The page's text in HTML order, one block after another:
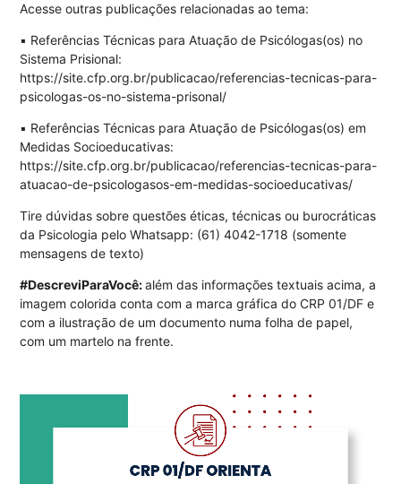
Acesse outras publicações relacionadas ao tema:
▪️ Referências Técnicas para Atuação de Psicólogas(os) no
Sistema Prisional:
https://site.cfp.org.br/publicacao/referencias-tecnicas-para-
psicologas-os-no-sistema-prisonal/
▪️ Referências Técnicas para Atuação de Psicólogas(os) em
Medidas Socioeducativas:
https://site.cfp.org.br/publicacao/referencias-tecnicas-para-
atuacao-de-psicologasos-em-medidas-socioeducativas/
Tire dúvidas sobre questões éticas, técnicas ou burocráticas
da Psicologia pelo Whatsapp: (61) 4042-1718 (somente
mensagens de texto)
#DescreviParaVocê:além das informações textuais acima, a
imagem colorida conta com a marca gráfica do CRP 01/DF e
com a ilustração de um documento numa folha de papel,
com um martelo na frente.